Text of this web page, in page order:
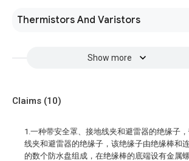
Thermistors And Varistors
Show more
Claims (10)
1.一种带安全罩、接地线夹和避雷器的绝缘子
线夹和避雷器的绝缘子，该绝缘子由绝缘棒和
的数个防水盘组成，在绝缘棒的底端设有金属